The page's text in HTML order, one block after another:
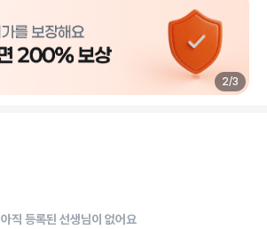
2/3
아직 등록된 선생님이 없어요